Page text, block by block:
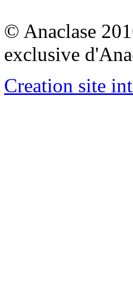
© Anaclase
exclusive
Creation site